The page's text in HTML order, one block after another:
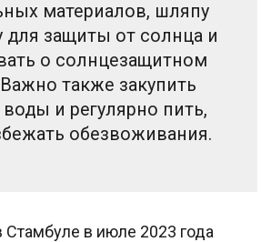
материалов, шляпу
для защиты от солнца и
о солнцезащитном
также закупить
и регулярно пить,
обезвоживания.
Стамбуле в июле 2023 года